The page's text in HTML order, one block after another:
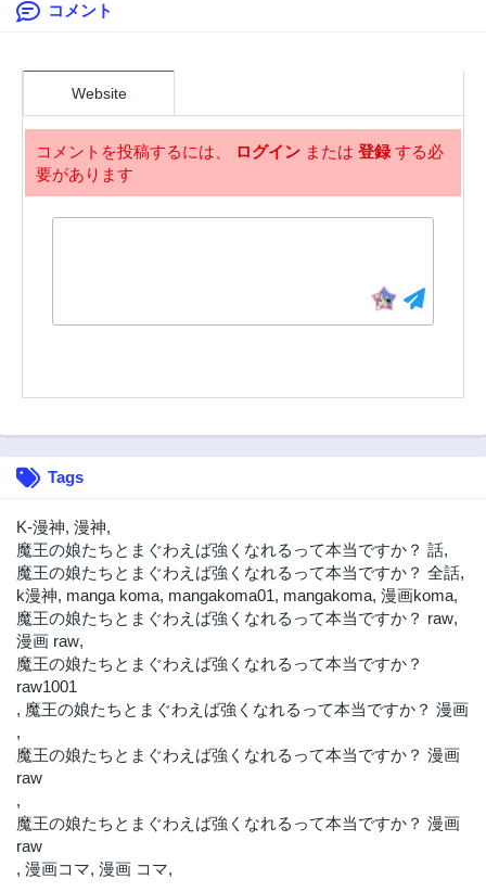
コメント
Website
コメントを投稿するには、 ログイン または 登録する必
要があります
Tags
K-漫神, 漫神,
魔王の娘たちとまぐわえば強くなれるって本当ですか？ 話,
魔王の娘たちとまぐわえば強くなれるって本当ですか？ 全話,
k漫神, manga koma, mangakoma01, mangakoma, 漫画koma,
魔王の娘たちとまぐわえば強くなれるって本当ですか？ raw,
漫画 raw,
魔王の娘たちとまぐわえば強くなれるって本当ですか？
raw1001
, 魔王の娘たちとまぐわえば強くなれるって本当ですか？ 漫画
,
魔王の娘たちとまぐわえば強くなれるって本当ですか？ 漫画
raw
,
魔王の娘たちとまぐわえば強くなれるって本当ですか？ 漫画
raw
, 漫画コマ, 漫画 コマ,